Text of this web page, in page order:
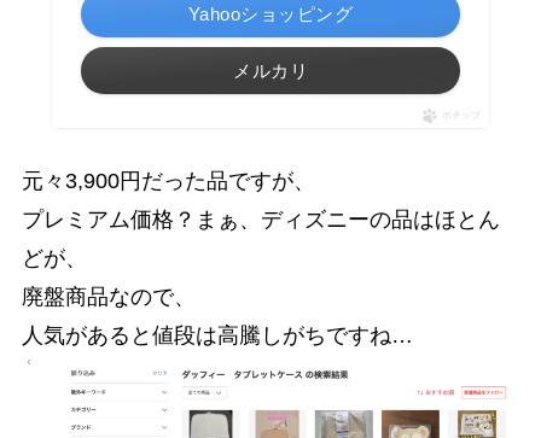
Yahooショッピング
メルカリ
ポチップ
元々3,900円だった品ですが、
プレミアム価格？まぁ、ディズニーの品はほとん
どが、
廃盤商品なので、
人気があると値段は高騰しがちですね…